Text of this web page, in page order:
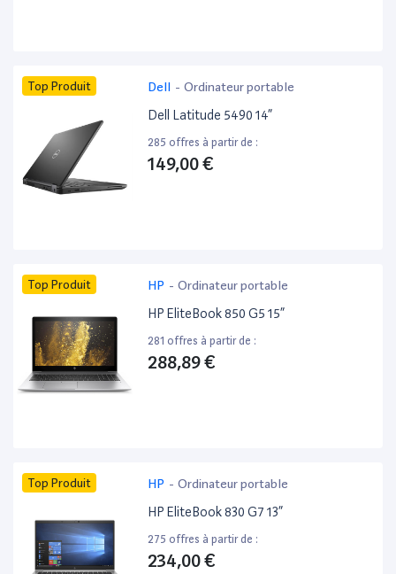
Top Produit Dell - Ordinateur portable
Dell Latitude 5490 14”
285 offres à partir de :
149,00 €
Top Produit HP - Ordinateur portable
HP EliteBook 850 G5 15”
281 offres à partir de :
288,89 €
Top Produit HP - Ordinateur portable
HP EliteBook 830 G7 13”
275 offres à partir de :
234,00 €